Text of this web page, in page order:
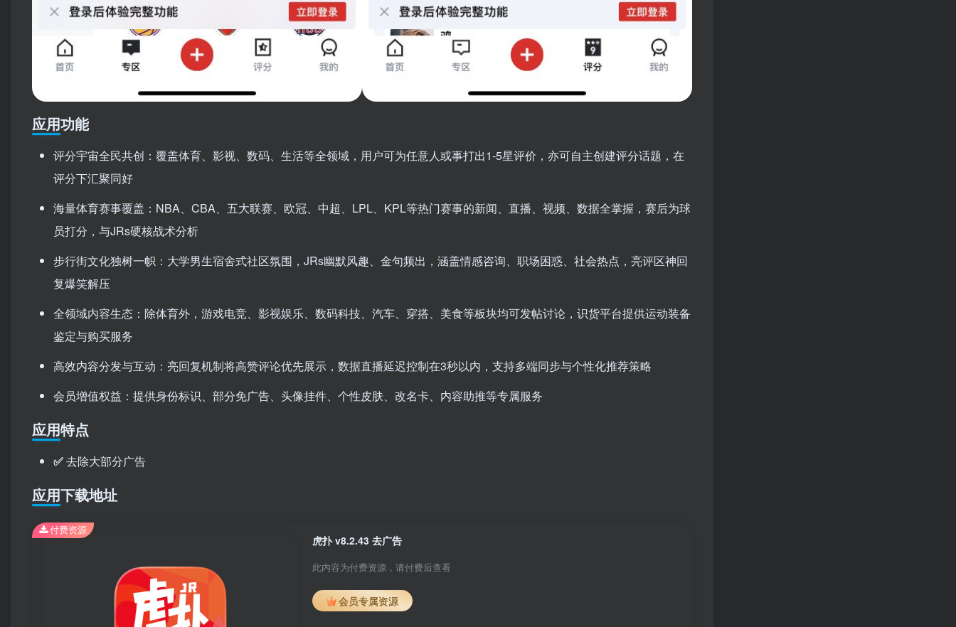
应用功能
评分宇宙全民共创：覆盖体育、影视、数码、生活等全领域，用户可为任意人或事打出1-5星评价，亦可自主创建评分话题，在
评分下汇聚同好
海量体育赛事覆盖：NBA、CBA、五大联赛、欧冠、中超、LPL、KPL等热门赛事的新闻、直播、视频、数据全掌握，赛后为球
员打分，与JRs硬核战术分析
步行街文化独树一帜：大学男生宿舍式社区氛围，JRs幽默风趣、金句频出，涵盖情感咨询、职场困惑、社会热点，亮评区神回
复爆笑解压
全领域内容生态：除体育外，游戏电竞、影视娱乐、数码科技、汽车、穿搭、美食等板块均可发帖讨论，识货平台提供运动装备
鉴定与购买服务
高效内容分发与互动：亮回复机制将高赞评论优先展示，数据直播延迟控制在3秒以内，支持多端同步与个性化推荐策略
会员增值权益：提供身份标识、部分免广告、头像挂件、个性皮肤、改名卡、内容助推等专属服务
应用特点
✅去除大部分广告
应用下载地址
虎扑 v8.2.43 去广告
此内容为付费资源，请付费后查看
会员专属资源
付费资源